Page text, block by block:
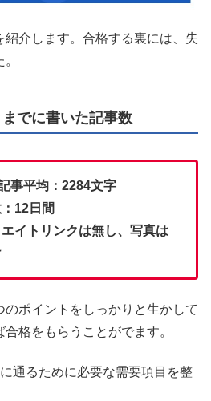
介します。合格する裏には、失
でに書いた記事数
事平均：2284文字
12日間
イトリンクは無し、写真は
ポイントをしっかりと生かして
格をもらうことがでます。
通るために必要な需要項目を整